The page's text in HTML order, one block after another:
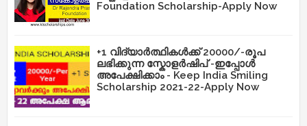
Foundation Scholarship-Apply Now
+1 വിദ്യാർത്ഥികൾക്ക് 20000/-രൂപ
ലഭിക്കുന്ന സ്കോളർഷിപ് -ഇപ്പോൾ
അപേക്ഷിക്കാം - Keep India Smiling
Scholarship 2021-22-Apply Now